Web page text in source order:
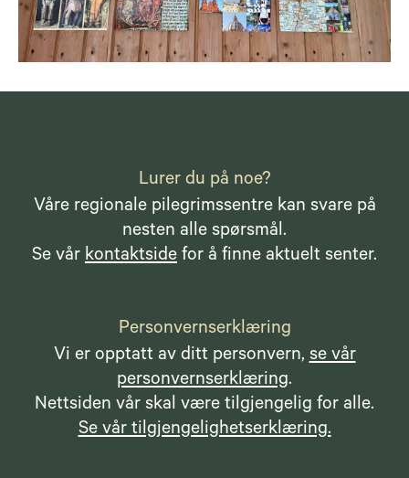
Lurer du på noe?
Våre regionale pilegrimssentre kan svare på
nesten alle spørsmål.
Se vår kontaktside for å finne aktuelt senter.
Personvernserklæring
Vi er opptatt av ditt personvern,se vår
personvernserklæring.
Nettsiden vår skal være tilgjengelig for alle.
Se vår tilgjengelighetserklæring.